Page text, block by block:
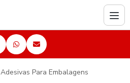
Para Embalagens